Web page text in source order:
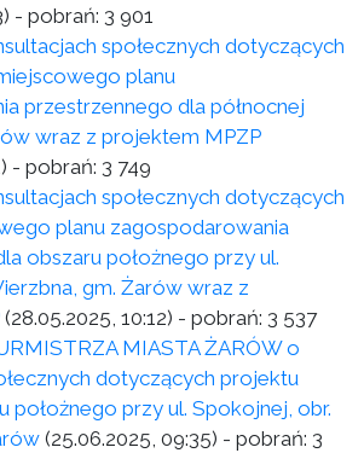
- pobrań: 3 901
społecznych dotyczących
planu
przestrzennego dla północnej
wraz z projektem MPZP
- pobrań: 3 749
społecznych dotyczących
planu zagospodarowania
obszaru położnego przy ul.
gm. Żarów wraz z
(28.05.2025, 10:12) - pobrań: 3 537
MIASTA ŻARÓW o
dotyczących projektu
położnego przy ul. Spokojnej, obr.
(25.06.2025, 09:35) - pobrań: 3